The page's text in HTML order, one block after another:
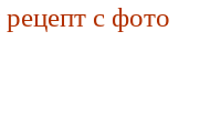
с фото